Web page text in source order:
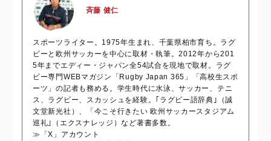
斉藤 健仁
スポーツライター。1975年生まれ、千葉県柏市育ち。ラグ
ビーと欧州サッカーを中心に取材・執筆。2012年から201
5年までエディー・ジャパン全54試合を現地で取材。ラグ
ビー専門WEBマガジン「Rugby Japan 365」「高校生スポ
ーツ」の記者も務める。学生時代に水泳、サッカー、テニ
ス、ラグビー、スカッシュを経験。｢ラグビー語辞典｣（誠
文堂新光社）、「今こそ行きたい 欧州サッカースタジアム
巡礼｣（エクスナレッジ）など著書多数。
≫「X」アカウント